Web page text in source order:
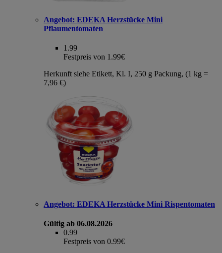
Angebot: EDEKA Herzstücke Mini
Pflaumentomaten
1.99
Festpreis von 1.99€
Herkunft siehe Etikett, Kl. I, 250 g Packung, (1 kg =
7,96 €)
Angebot: EDEKA Herzstücke Mini Rispentomaten
Gültig ab 06.08.2026
0.99
Festpreis von 0.99€